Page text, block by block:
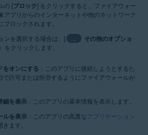
の [ブロック] をクリックすると、ファイアウォー
アプリからのインターネットや他のネットワーク
ロックされます。
ンを選択する場合は、[
…
その他のオプショ
をクリックします。
をオンにする ：このアプリに接続しようとするた
で許可または拒否するようにファイアウォールが
細を表示 ：このアプリの基本情報を表示します。
ルを表示 ：このアプリの高度なアプリケーション
きます。